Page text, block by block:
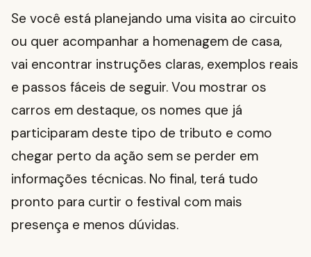
Se você está planejando uma visita ao circuito
ou quer acompanhar a homenagem de casa,
vai encontrar instruções claras, exemplos reais
e passos fáceis de seguir. Vou mostrar os
carros em destaque, os nomes que já
participaram deste tipo de tributo e como
chegar perto da ação sem se perder em
informações técnicas. No final, terá tudo
pronto para curtir o festival com mais
presença e menos dúvidas.